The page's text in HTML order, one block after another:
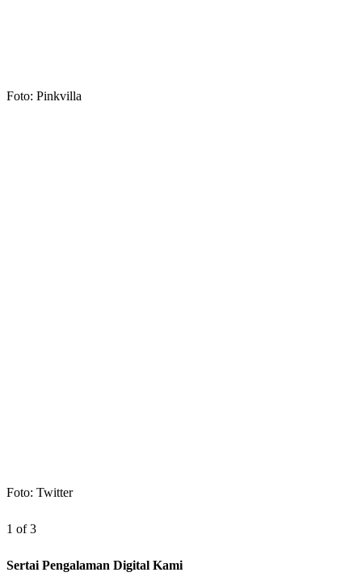
Foto: Pinkvilla
Foto: Twitter
1 of 3
Sertai Pengalaman Digital Kami